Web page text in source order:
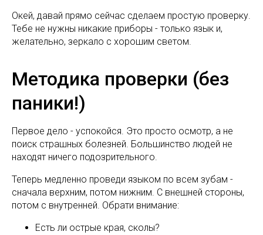
Окей, давай прямо сейчас сделаем простую проверку.
Тебе не нужны никакие приборы - только язык и,
желательно, зеркало с хорошим светом.
Методика проверки (без
паники!)
Первое дело - успокойся. Это просто осмотр, а не
поиск страшных болезней. Большинство людей не
находят ничего подозрительного.
Теперь медленно проведи языком по всем зубам -
сначала верхним, потом нижним. С внешней стороны,
потом с внутренней. Обрати внимание:
Есть ли острые края, сколы?